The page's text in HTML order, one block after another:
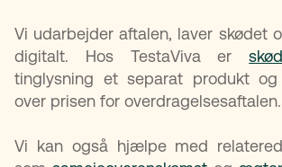
Vi udarbejder aftalen, laver skødet
digitalt. Hos TestaViva er
tinglysning et separat produkt
over prisen for overdragelsesaftalen.
Vi kan også hjælpe med